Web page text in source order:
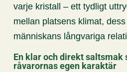
varje kristall – ett tydligt
mellan platsens klimat,
människans långvariga
En klar och direkt
råvarornas egen karaktär